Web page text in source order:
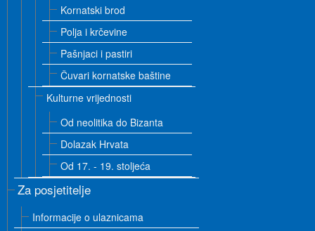
Kornatski brod
Polja i krčevine
Pašnjaci i pastiri
Čuvari kornatske baštine
Kulturne vrijednosti
Od neolitika do Bizanta
Dolazak Hrvata
Od 17. - 19. stoljeća
Za posjetitelje
Informacije o ulaznicama